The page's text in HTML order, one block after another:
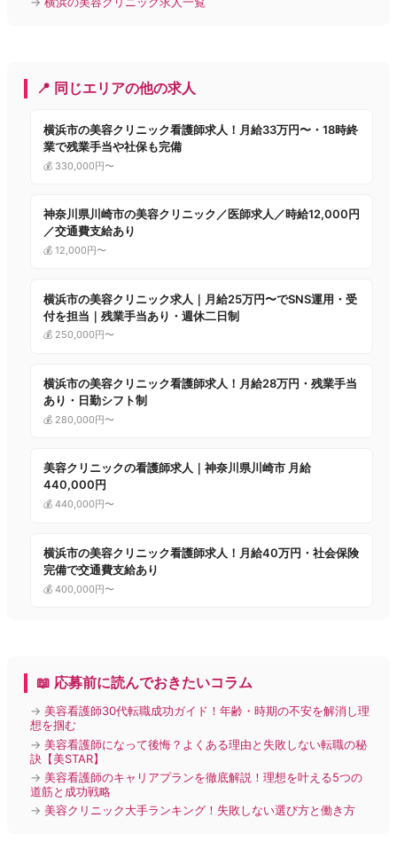
📍 同じエリアの他の求人
横浜市の美容クリニック看護師求人！月給33万円〜・18時終
業で残業手当や社保も完備
💰 330,000円〜
神奈川県川崎市の美容クリニック／医師求人／時給12,000円
／交通費支給あり
💰 12,000円〜
横浜市の美容クリニック求人｜月給25万円〜でSNS運用・受
付を担当｜残業手当あり・週休二日制
💰 250,000円〜
横浜市の美容クリニック看護師求人！月給28万円・残業手当
あり・日勤シフト制
💰 280,000円〜
美容クリニックの看護師求人｜神奈川県川崎市 月給
440,000円
💰 440,000円〜
横浜市の美容クリニック看護師求人！月給40万円・社会保険
完備で交通費支給あり
💰 400,000円〜
📖 応募前に読んでおきたいコラム
→美容看護師30代転職成功ガイド！年齢・時期の不安を解消し理
想を掴む
→美容看護師になって後悔？よくある理由と失敗しない転職の秘
訣【美STAR】
→美容看護師のキャリアプランを徹底解説！理想を叶える5つの
道筋と成功戦略
→美容クリニック大手ランキング！失敗しない選び方と働き方